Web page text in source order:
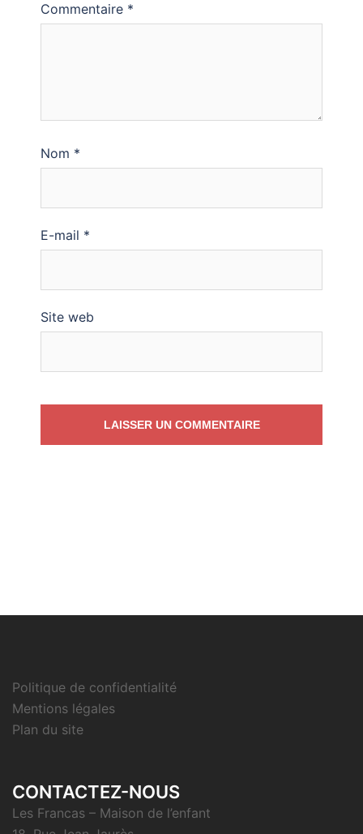
Commentaire *
Nom *
E-mail *
Site web
Politique de confidentialité
Mentions légales
Plan du site
CONTACTEZ-NOUS
Les Francas – Maison de l’enfant